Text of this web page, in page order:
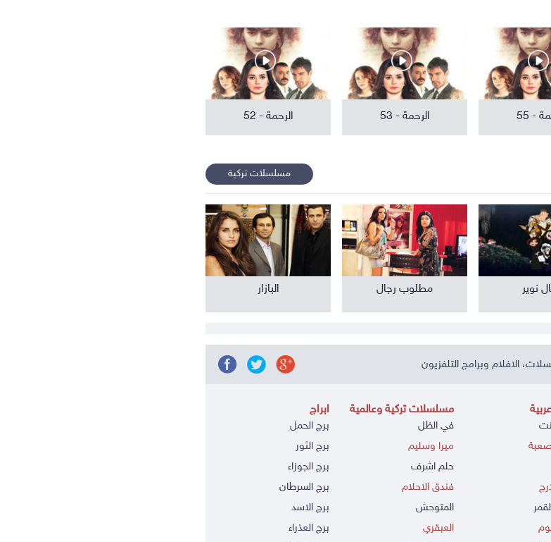
- 55 الرحمة - 53 الرحمة - 52
مسلسلات تركية
نوير مطلوب رجال البازار
الافلام وبرامج التلفزيون
مسلسلات تركية وعالمية
في الظل
ميرا وسليم
حلم اشرف
فندق الاحلام
المتوحش
العبقري
ابراج
برج الحمل
برج الثور
برج الجوزاء
برج السرطان
برج الاسد
برج العذراء